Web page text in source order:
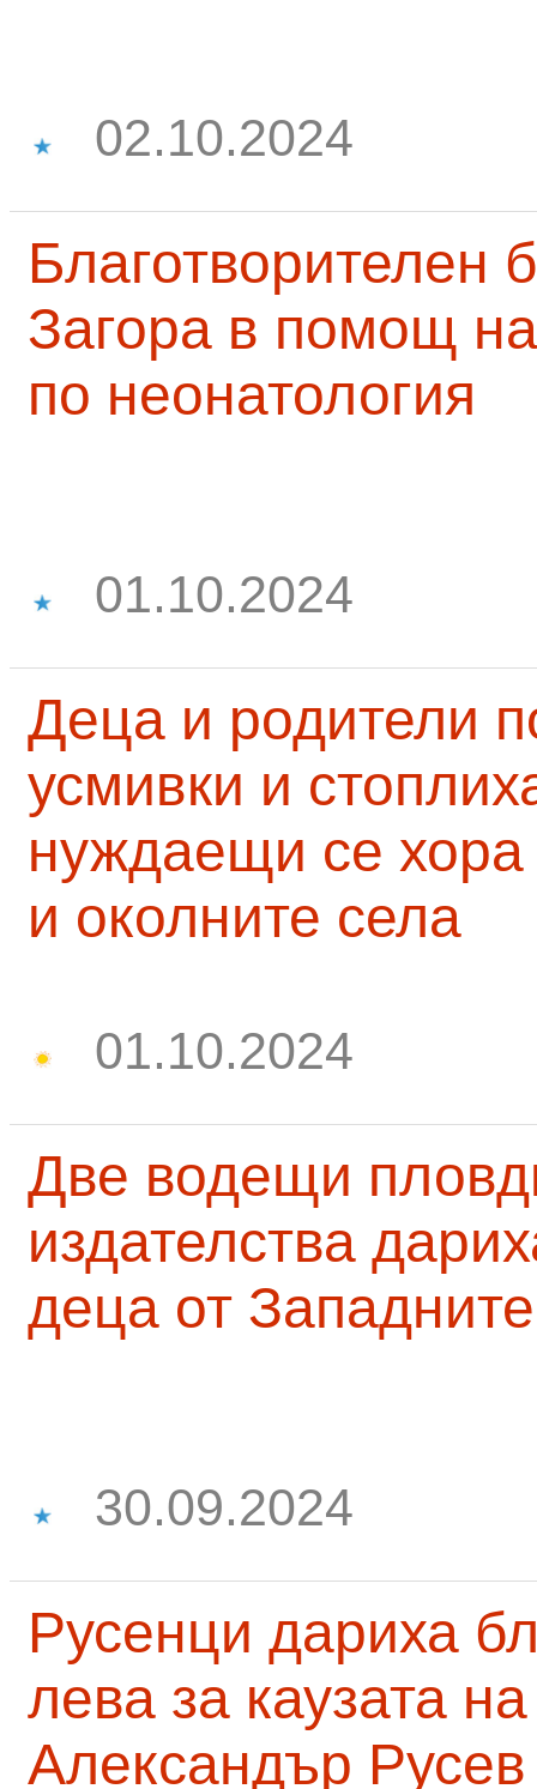
02.10.2024
Благотворителен
Загора в помощ
по неонатология
01.10.2024
Деца и родители
усмивки и
нуждаещи се
и околните села
01.10.2024
Две водещи
издателства
деца от
30.09.2024
Русенци дариха
лева за каузата
Александър Русев